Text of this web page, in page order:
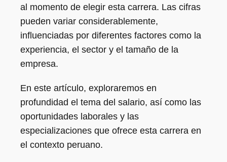
al momento de elegir esta carrera. Las cifras
pueden variar considerablemente,
influenciadas por diferentes factores como la
experiencia, el sector y el tamaño de la
empresa.
En este artículo, exploraremos en
profundidad el tema del salario, así como las
oportunidades laborales y las
especializaciones que ofrece esta carrera en
el contexto peruano.